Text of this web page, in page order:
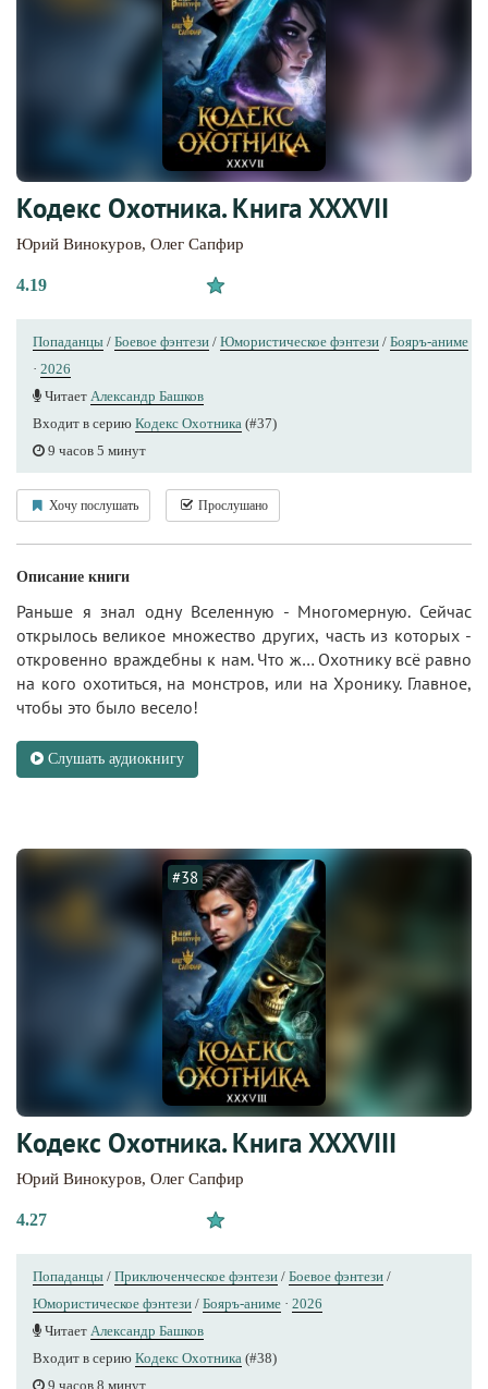
Кодекс Охотника. Книга XXXVII
Юрий Винокуров, Олег Сапфир
4.19
Попаданцы / Боевое фэнтези / Юмористическое фэнтези / Бояръ-аниме
· 2026
Читает Александр Башков
Входит в серию Кодекс Охотника (#37)
9 часов 5 минут
Хочу послушать Прослушано
Описание книги
Раньше я знал одну Вселенную - Многомерную. Сейчас
открылось великое множество других, часть из которых -
откровенно враждебны к нам. Что ж… Охотнику всё равно
на кого охотиться, на монстров, или на Хронику. Главное,
чтобы это было весело!
Слушать аудиокнигу
#38
Кодекс Охотника. Книга XXXVIII
Юрий Винокуров, Олег Сапфир
4.27
Попаданцы / Приключенческое фэнтези / Боевое фэнтези /
Юмористическое фэнтези / Бояръ-аниме · 2026
Читает Александр Башков
Входит в серию Кодекс Охотника (#38)
9 часов 8 минут